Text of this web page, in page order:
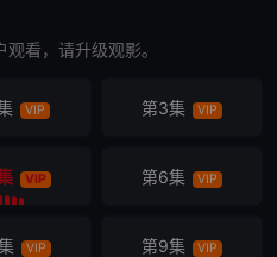
看，请升级观影。
VIP 第3集 VIP
VIP 第6集 VIP
VIP 第9集 VIP